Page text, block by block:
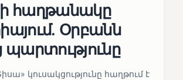
հաղթանակը
Օրբանն
պարտությունը
կուսակցությունը հաղթում է